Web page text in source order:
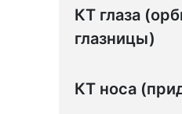
КТ глаза
глазницы)
КТ носа